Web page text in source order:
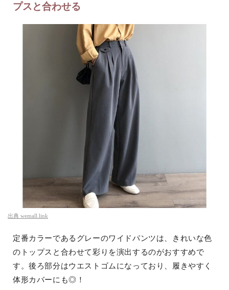
プスと合わせる
出典 wemall.link
定番カラーであるグレーのワイドパンツは、きれいな色
のトップスと合わせて彩りを演出するのがおすすめで
す。後ろ部分はウエストゴムになっており、履きやすく
体形カバーにも◎！